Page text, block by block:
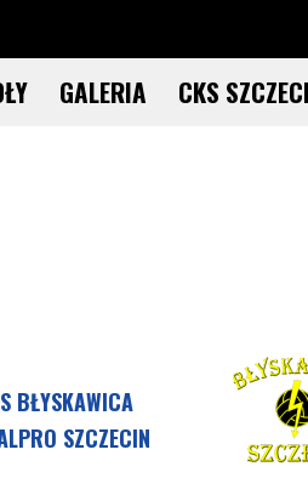
GALERIA CKS
BŁYSKAWICA
SZCZECIN